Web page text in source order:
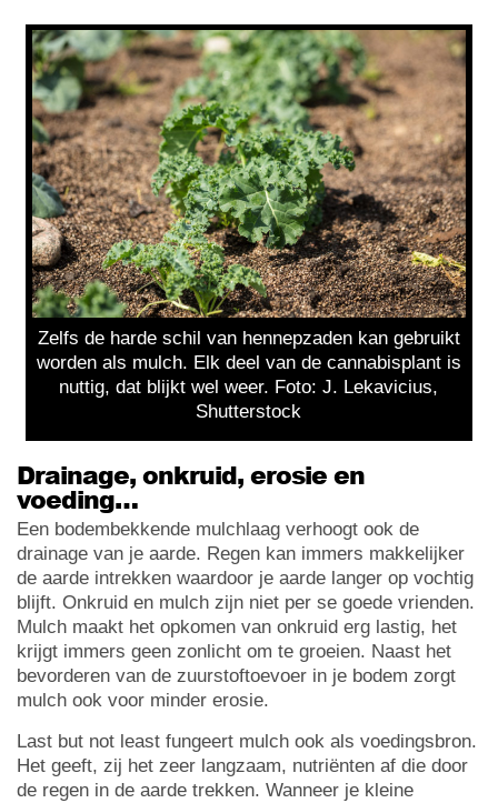
Zelfs de harde schil van hennepzaden kan gebruikt
worden als mulch. Elk deel van de cannabisplant is
nuttig, dat blijkt wel weer. Foto: J. Lekavicius,
Shutterstock
Drainage, onkruid, erosie en
voeding…
Een bodembekkende mulchlaag verhoogt ook de
drainage van je aarde. Regen kan immers makkelijker
de aarde intrekken waardoor je aarde langer op vochtig
blijft. Onkruid en mulch zijn niet per se goede vrienden.
Mulch maakt het opkomen van onkruid erg lastig, het
krijgt immers geen zonlicht om te groeien. Naast het
bevorderen van de zuurstoftoevoer in je bodem zorgt
mulch ook voor minder erosie.
Last but not least fungeert mulch ook als voedingsbron.
Het geeft, zij het zeer langzaam, nutriënten af die door
de regen in de aarde trekken. Wanneer je kleine